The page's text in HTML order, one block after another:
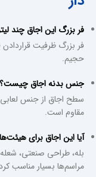
فر بزرگ این اجاق چند
حجیم.
جنس بدنه اجاق چیست؟
سطح اجاق از جنس
مقاوم است.
آیا این اجاق برای
بله، طراحی صنعتی،
مراسم‌ها بسیار مناسب